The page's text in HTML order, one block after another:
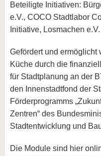
Beteiligte Initiativen:
e.V., COCO Stadtlabor
Initiative, Losmachen e.V.
Gefördert und ermöglicht
Küche durch die
für Stadtplanung an der
den Innenstadtfond der
Förderprogramms
Zentren“ des
Stadtentwicklung und
Die Module sind hier